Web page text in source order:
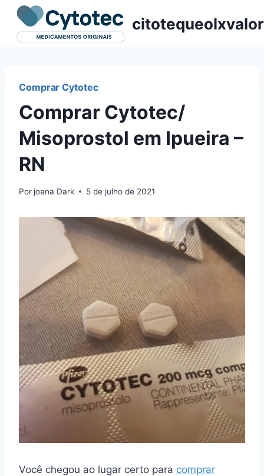
Pular
para
citotequeolxvalor
Comprar Cytotec
Comprar Cytotec/
Misoprostol em Ipueira –
RN
Por joana Dark 5 de julho de 2021
Você chegou ao lugar certo para comprar